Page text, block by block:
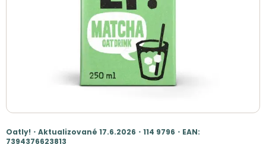
Oatly!・Aktualizované 17.6.2026・114 9796・EAN:
7394376623813